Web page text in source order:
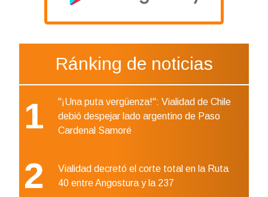
Ránking de noticias
1
"¡Una puta vergüenza!": Vialidad de Chile
debió despejar lado argentino de Paso
Cardenal Samoré
2
Vialidad decretó el corte total en la Ruta
40 entre Angostura y la 237